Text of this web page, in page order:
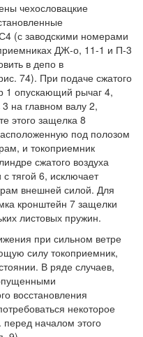
чехословацкие
(с заводскими номерами
ДЖ-о, 11-1 и П-3
в депо в
74). При подаче сжатого
1 опускающий рычаг 4,
на главном валу 2,
этого защелка 8
под полозом
и токоприемник
сжатого воздуха
тягой 6, исключает
внешней силой. Для
кронштейн 7 защелки
листовых пружин.
при сильном ветре
силу токоприемник,
В ряде случаев,
восстановления
некоторое
перед началом этого